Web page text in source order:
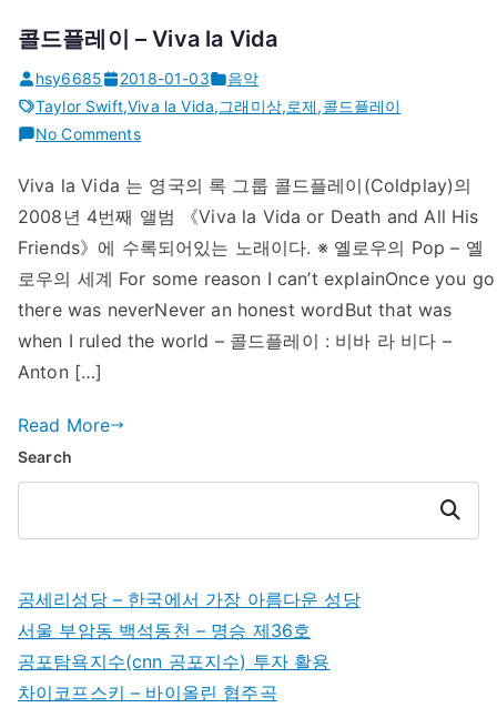
콜드플레이 – Viva la Vida
hsy6685 2018-01-03
음악
Taylor Swift,Viva la Vida,그래미상,로제,콜드플레이
No Commentson
드
플
레
이
Viva la Vida 는 영국의 록 그룹 콜드플레이(Coldplay)의
2008년 4번째 앨범 《Viva la Vida or Death and All His
Friends》에 수록되어있는 노래이다. ※ 옐로우의 Pop – 옐
로우의 세계 For some reason I can’t explainOnce you go
there was neverNever an honest wordBut that was
when I ruled the world – 콜드플레이 : 비바 라 비다 –
Anton […]
Read More
Search
Search
공세리성당 – 한국에서 가장 아름다운 성당
서울 부암동 백석동천 – 명승 제36호
공포탐욕지수(cnn 공포지수) 투자 활용
차이코프스키 – 바이올린 협주곡